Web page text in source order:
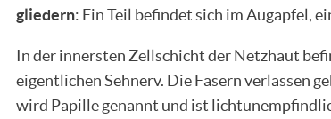
gliedern: Ein Teil befindet sich im Augapfel,
In der innersten Zellschicht der Netzhaut
eigentlichen Sehnerv. Die Fasern verlassen
wird Papille genannt und ist